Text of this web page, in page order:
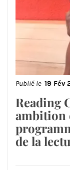
Publié le 19 Fév
Reading
ambition
de la